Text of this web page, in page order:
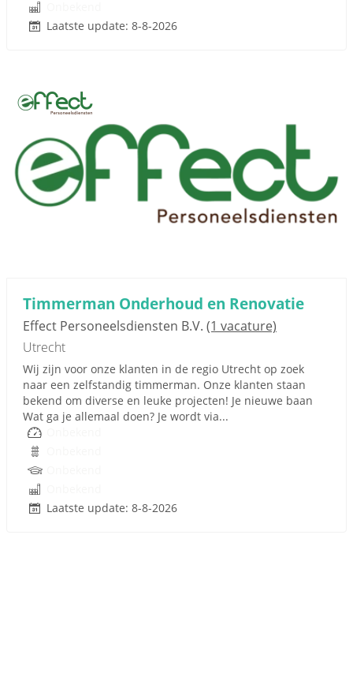
Laatste update: 8-8-2026
Timmerman Onderhoud en Renovatie
Effect Personeelsdiensten B.V. (1 vacature)
Utrecht
Wij zijn voor onze klanten in de regio Utrecht op zoek
naar een zelfstandig timmerman. Onze klanten staan
bekend om diverse en leuke projecten! Je nieuwe baan
Wat ga je allemaal doen? Je wordt via...
Laatste update: 8-8-2026